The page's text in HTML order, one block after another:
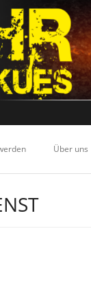
Über uns